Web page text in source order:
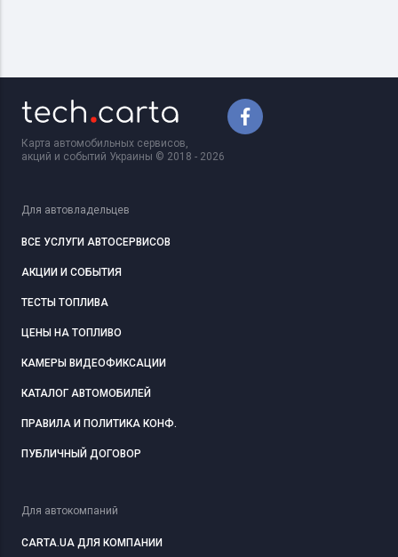
Карта автомобильных сервисов,
акций и событий Украины © 2018 - 2026
Для автовладельцев
ВСЕ УСЛУГИ АВТОСЕРВИСОВ
АКЦИИ И СОБЫТИЯ
ТЕСТЫ ТОПЛИВА
ЦЕНЫ НА ТОПЛИВО
КАМЕРЫ ВИДЕОФИКСАЦИИ
КАТАЛОГ АВТОМОБИЛЕЙ
ПРАВИЛА И ПОЛИТИКА КОНФ.
ПУБЛИЧНЫЙ ДОГОВОР
Для автокомпаний
CARTA.UA ДЛЯ КОМПАНИИ